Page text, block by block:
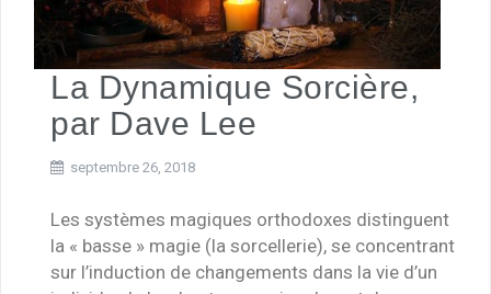
La Dynamique Sorcière,
par Dave Lee
septembre 26, 2018
Les systèmes magiques orthodoxes distinguent
la « basse » magie (la sorcellerie), se concentrant
sur l’induction de changements dans la vie d’un